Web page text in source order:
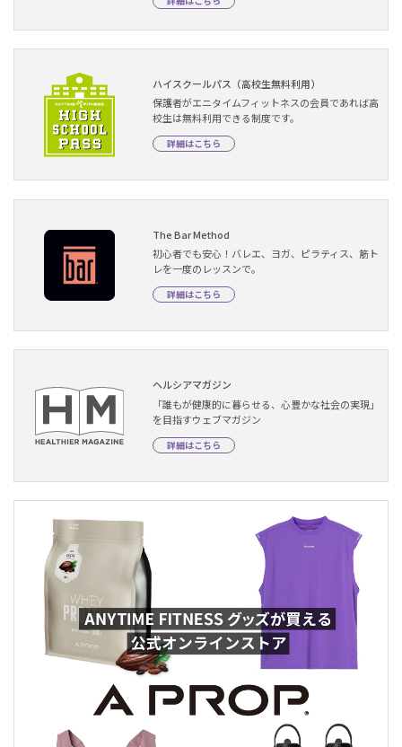
ハイスクールパス（高校生無料利用）
保護者がエニタイムフィットネスの会員であれば高
校生は無料利用できる制度です。
詳細はこちら
The Bar Method
初心者でも安心！バレエ、ヨガ、ピラティス、筋ト
レを一度のレッスンで。
詳細はこちら
ヘルシアマガジン
「誰もが健康的に暮らせる、心豊かな社会の実現」
を目指すウェブマガジン
詳細はこちら